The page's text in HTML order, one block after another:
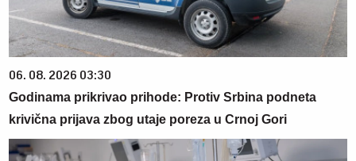
06. 08. 2026 03:30
Godinama prikrivao prihode: Protiv Srbina podneta
krivična prijava zbog utaje poreza u Crnoj Gori